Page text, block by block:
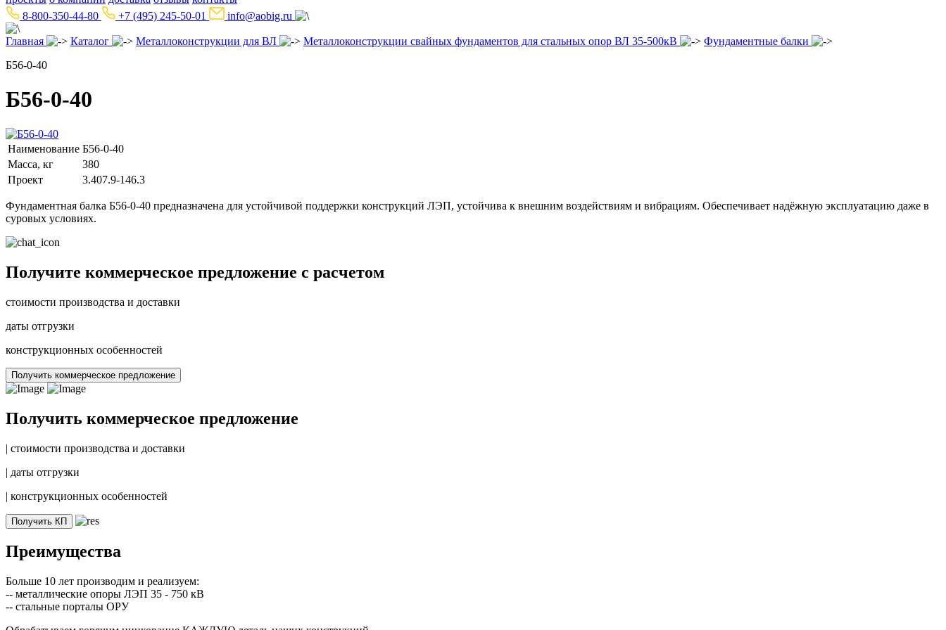
8-800-350-44-80
+7 (495) 245-50-01 info@aobig.ru
Главная Каталог Металлоконструкции для ВЛ Металлоконструкции свайных фундаментов для стальных опор ВЛ 35-500кВ
Фундаментные балки
Б56-0-40
Б56-0-40
Наименование Б56-0-40
Масса, кг
380
Проект
3.407.9-146.3
Фундаментная балка Б56-0-40 предназначена для устойчивой поддержки конструкций ЛЭП, устойчива к внешним воздействиям и вибрациям. Обеспечивает надёжную эксплуатацию даже в
суровых условиях.
Получите коммерческое предложение с расчетом
стоимости производства и доставки
даты отгрузки
конструкционных особенностей
Получить коммерческое предложение
Получить коммерческое предложение
| стоимости производства и доставки
| даты отгрузки
| конструкционных особенностей
Получить КП
Преимущества
Больше 10 лет производим и реализуем:
-- металлические опоры ЛЭП 35 - 750 кВ
-- стальные порталы ОРУ